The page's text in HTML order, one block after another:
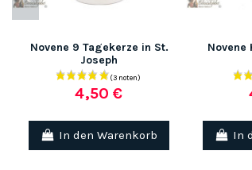
(2 noten)
Novene 9 Tagekerze in St.
Joseph
4,50 €
In den Warenkorb
Novene
In